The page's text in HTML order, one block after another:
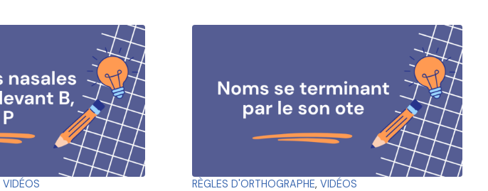
VIDÉOS RÈGLES D'ORTHOGRAPHE, VIDÉOS